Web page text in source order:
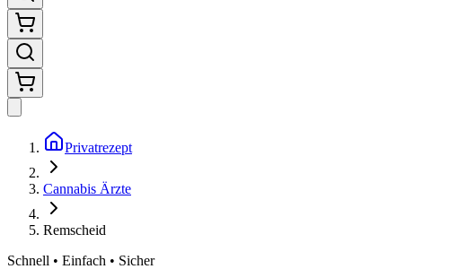
Privatrezept
Cannabis Ärzte
Remscheid
Schnell • Einfach • Sicher